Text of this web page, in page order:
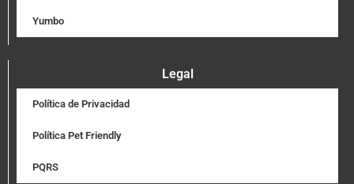
Yumbo
Legal
Política de Privacidad
Política Pet Friendly
PQRS